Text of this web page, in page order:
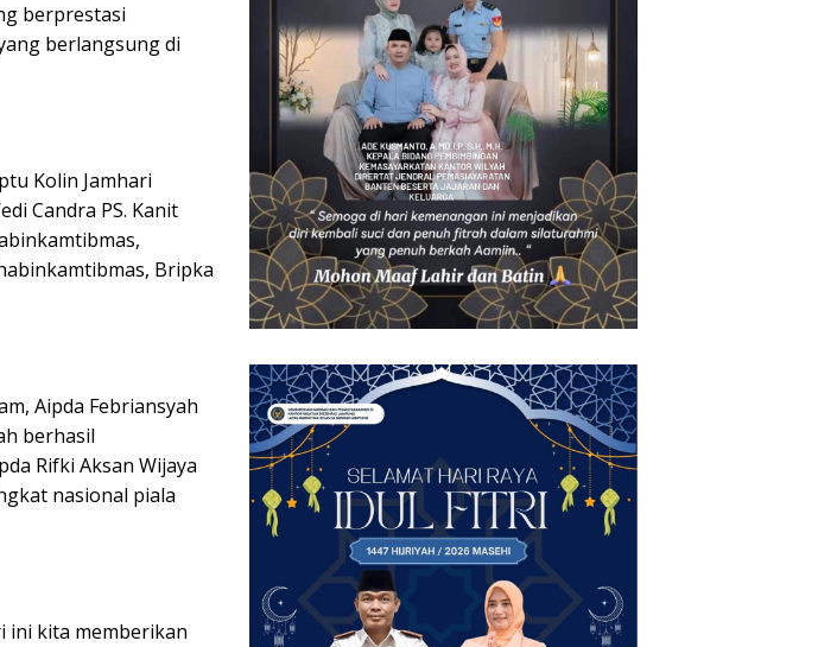
berprestasi
berlangsung di
Kolin Jamhari
Candra PS. Kanit
Bripka
Aipda Febriansyah
berhasil
Rifki Aksan Wijaya
nasional piala
ini kita memberikan